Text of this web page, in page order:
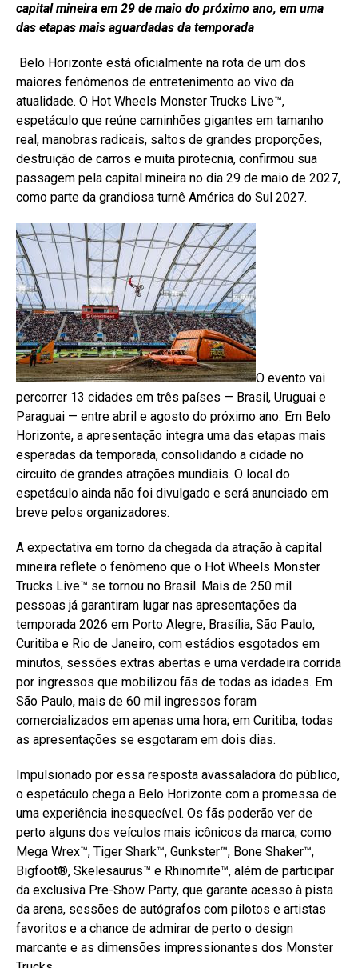
capital mineira em 29 de maio do próximo ano, em uma
das etapas mais aguardadas da temporada
Belo Horizonte está oficialmente na rota de um dos
maiores fenômenos de entretenimento ao vivo da
atualidade. O Hot Wheels Monster Trucks Live™,
espetáculo que reúne caminhões gigantes em tamanho
real, manobras radicais, saltos de grandes proporções,
destruição de carros e muita pirotecnia, confirmou sua
passagem pela capital mineira no dia 29 de maio de 2027,
como parte da grandiosa turnê América do Sul 2027.
O evento vai
percorrer 13 cidades em três países — Brasil, Uruguai e
Paraguai — entre abril e agosto do próximo ano. Em Belo
Horizonte, a apresentação integra uma das etapas mais
esperadas da temporada, consolidando a cidade no
circuito de grandes atrações mundiais. O local do
espetáculo ainda não foi divulgado e será anunciado em
breve pelos organizadores.
A expectativa em torno da chegada da atração à capital
mineira reflete o fenômeno que o Hot Wheels Monster
Trucks Live™ se tornou no Brasil. Mais de 250 mil
pessoas já garantiram lugar nas apresentações da
temporada 2026 em Porto Alegre, Brasília, São Paulo,
Curitiba e Rio de Janeiro, com estádios esgotados em
minutos, sessões extras abertas e uma verdadeira corrida
por ingressos que mobilizou fãs de todas as idades. Em
São Paulo, mais de 60 mil ingressos foram
comercializados em apenas uma hora; em Curitiba, todas
as apresentações se esgotaram em dois dias.
Impulsionado por essa resposta avassaladora do público,
o espetáculo chega a Belo Horizonte com a promessa de
uma experiência inesquecível. Os fãs poderão ver de
perto alguns dos veículos mais icônicos da marca, como
Mega Wrex™, Tiger Shark™, Gunkster™, Bone Shaker™,
Bigfoot®, Skelesaurus™ e Rhinomite™, além de participar
da exclusiva Pre-Show Party, que garante acesso à pista
da arena, sessões de autógrafos com pilotos e artistas
favoritos e a chance de admirar de perto o design
marcante e as dimensões impressionantes dos Monster